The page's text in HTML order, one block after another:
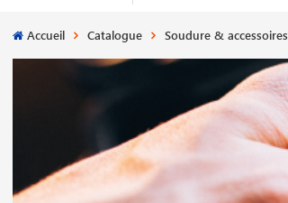
Accueil Catalogue Soudure & accessoires